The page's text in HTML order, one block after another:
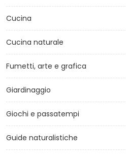
Cucina
Cucina naturale
Fumetti, arte e grafica
Giardinaggio
Giochi e passatempi
Guide naturalistiche